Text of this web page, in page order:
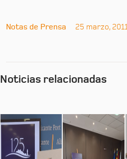
Notas de Prensa 25 marzo, 2011
Noticias relacionadas